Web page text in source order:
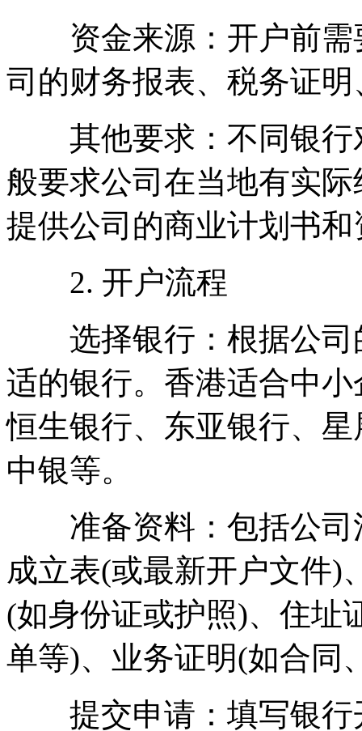
资金来源：开户前需
司的财务报表、税务证
其他要求：不同银行
般要求公司在当地有实
提供公司的商业计划书
2. 开户流程
选择银行：根据公司
适的银行。香港适合中
恒生银行、东亚银行、
中银等。
准备资料：包括公司
成立表(或最新开户文件)
(如身份证或护照)、住址
单等)、业务证明(如合同
提交申请：填写银行